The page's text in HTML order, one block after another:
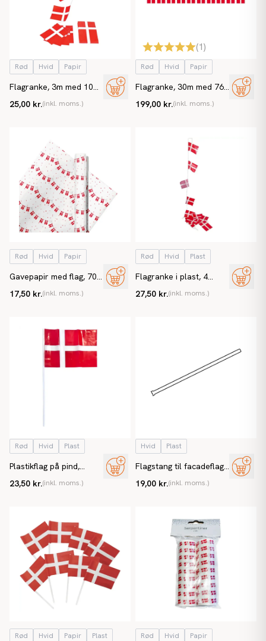
Rød Hvid Papir
Flagranke, 3m med 10
25,00 kr.(inkl. moms.)
(1)
Rød Hvid Papir
Flagranke, 30m med 76
199,00 kr.(inkl. moms.)
Rød Hvid Papir
Gavepapir med flag, 70
17,50 kr.(inkl. moms.)
Rød Hvid Plast
Flagranke i plast, 4
Dannebrogsflag i A5
27,50 kr.(inkl. moms.)
Rød Hvid Plast
Plastikflag på pind,
23,50 kr.(inkl. moms.)
Hvid Plast
Flagstang til facadeflag,
19,00 kr.(inkl. moms.)
Rød Hvid Papir Plast Rød Hvid Papir